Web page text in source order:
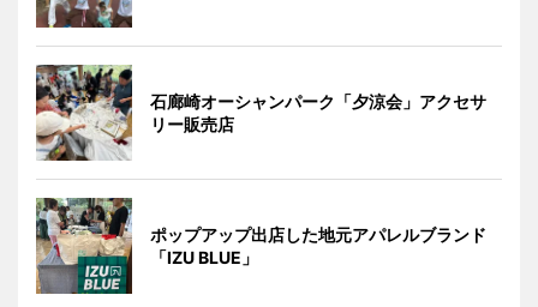
石廊崎オーシャンパーク「夕涼会」アクセサ
リー販売店
ポップアップ出店した地元アパレルブランド
「IZU BLUE」